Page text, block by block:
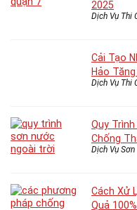
2025
Dịch Vụ Thi
Cải Tạo
Hảo
Dịch Vụ Thi
Quy
Chống
Dịch Vụ Sơn
Cách Xử
Quả